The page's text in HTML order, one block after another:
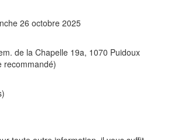
26 octobre 2025
de la Chapelle 19a, 1070 Puidoux
recommandé)